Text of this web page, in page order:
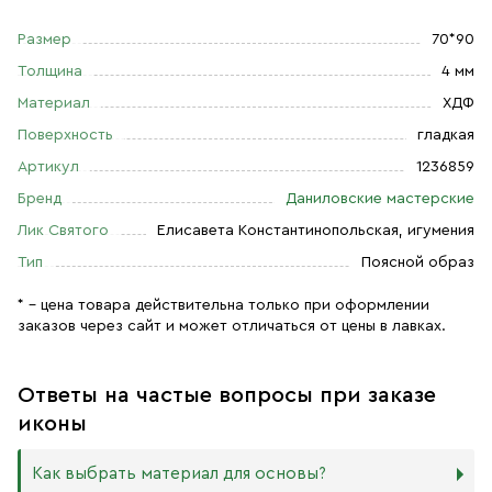
Размер 70*90
Толщина 4 мм
Материал ХДФ
Поверхность гладкая
Артикул 1236859
Бренд Даниловские мастерские
Лик Святого Елисавета Константинопольская, игумения
Тип Поясной образ
* – цена товара действительна только при оформлении
заказов через сайт и может отличаться от цены в лавках.
Ответы на частые вопросы при заказе
иконы
Как выбрать материал для основы?